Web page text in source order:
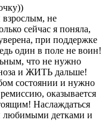
не
сейчас я поняла,
при поддержке
один в поле не воин!
что не нужно
и ЖИТЬ дальше!
состоянии и нужно
оказывается
Наслаждаться
любимыми детками и